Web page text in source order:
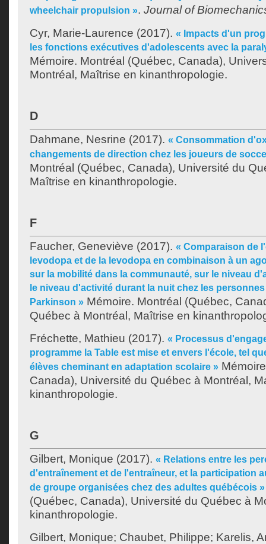
wheelchair propulsion ». Journal of
Cyr, Marie-Laurence (2017). « Impacts d'un
les fonctions exécutives d'adolescents avec la
Mémoire. Montréal (Québec, Canada),
Montréal, Maîtrise en kinanthropologie.
D
Dahmane, Nesrine (2017). « Consommation
changements de direction chez les joueurs de
Montréal (Québec, Canada), Université du
Maîtrise en kinanthropologie.
F
Faucher, Geneviève (2017). « Comparaison de
levodopa et de la levodopa en combinaison à un
sur la mobilité dans la communauté, sur le niveau
le niveau d'activité durant la nuit chez les
Parkinson » Mémoire. Montréal (Québec,
Québec à Montréal, Maîtrise en
Fréchette, Mathieu (2017). « Processus
programme la Table est mise et envers l'école, tel
élèves cheminant en adaptation scolaire »
Canada), Université du Québec à Montréal,
kinanthropologie.
G
Gilbert, Monique (2017). « Relations entre les
d'entraînement et de l'entraîneur, et la participation
de groupe organisées chez des adultes québécois »
(Québec, Canada), Université du Québec à
kinanthropologie.
Gilbert, Monique; Chaubet, Philippe; Karelis,